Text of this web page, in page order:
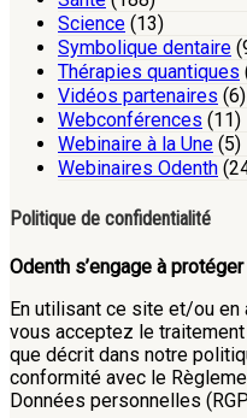
Science (13)
Symbolique dentaire
Thérapies quantiques
Vidéos partenaires (6)
Webconférences (11)
Webinaire à la Une (5)
Webinaires Odenth
Politique de confidentialité
Odenth s’engage à
En utilisant ce site et/ou en
vous acceptez le
que décrit dans notre
conformité avec le
Données personnelles